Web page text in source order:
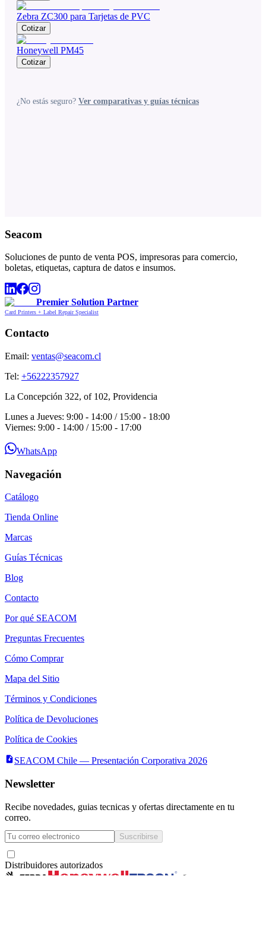
Zebra ZC300 para Tarjetas de PVC
Cotizar
Honeywell PM45
Cotizar
¿No estás seguro? Ver comparativas y guías técnicas
Seacom
Soluciones de punto de venta POS, impresoras para comercio,
boletas, etiquetas, captura de datos e insumos.
Premier Solution Partner
Card Printers + Label Repair Specialist
Contacto
Email: ventas@seacom.cl
Tel: +56222357927
La Concepción 322, of 102, Providencia
Lunes a Jueves: 9:00 - 14:00 / 15:00 - 18:00
Viernes: 9:00 - 14:00 / 15:00 - 17:00
WhatsApp
Navegación
Catálogo
Tienda Online
Marcas
Guías Técnicas
Blog
Contacto
Por qué SEACOM
Preguntas Frecuentes
Cómo Comprar
Mapa del Sitio
Términos y Condiciones
Política de Devoluciones
Política de Cookies
SEACOM Chile — Presentación Corporativa 2026
Newsletter
Recibe novedades, guias tecnicas y ofertas directamente en tu
correo.
Suscribirse
Distribuidores autorizados